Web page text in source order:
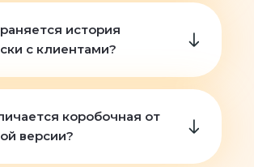
история
с клиентами?
коробочная от
версии?